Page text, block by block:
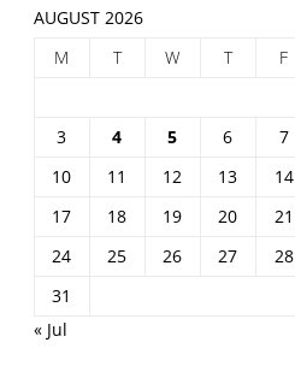
AUGUST 2026
M
T W T F
3
4 5 6 7
10
11 12 13 14
17
18 19 20 21
24
25 26 27 28
31
« Jul